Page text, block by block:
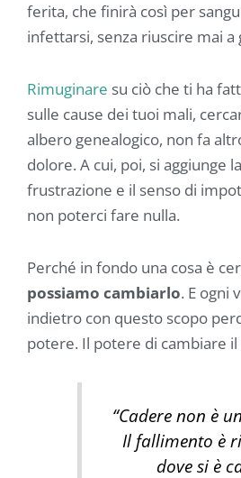
ferita, che finirà così per
infettarsi, senza riuscire mai a
Rimuginare su ciò che ti ha
sulle cause dei tuoi mali,
albero genealogico, non fa
dolore. A cui, poi, si aggiunge
frustrazione e il senso di
non poterci fare nulla.
Perché in fondo una cosa è
possiamo cambiarlo. E ogni
indietro con questo scopo
potere. Il potere di cambiare
“Cadere non è
Il fallimento è
dove si è